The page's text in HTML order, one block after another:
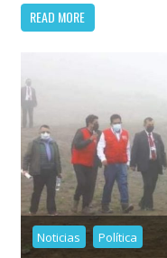
READ MORE
Noticias Política